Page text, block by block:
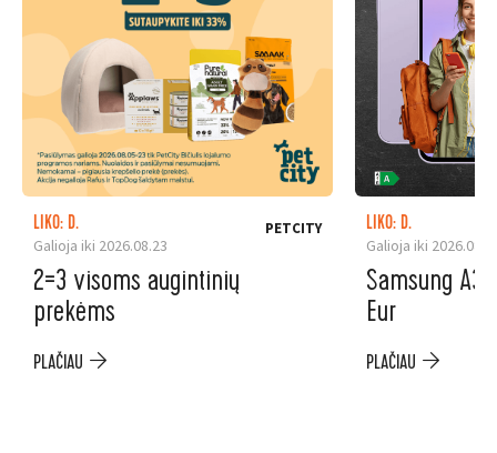
LIKO: D.
Galioja iki 2026.08.23
PETCITY
2=3 visoms augintinių
prekėms
PLAČIAU
LIKO: D.
Galioja iki
Samsung
Eur
PLAČIAU